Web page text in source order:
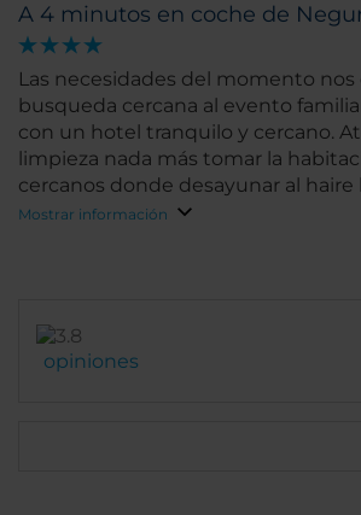
A 4 minutos en coche de
Las necesidades del momento
busqueda cercana al evento
con un hotel tranquilo y cercano.
limpieza nada más tomar la
cercanos donde desayunar al haire
bueno el desayuno en el hotel en
Mostrar información
opiniones